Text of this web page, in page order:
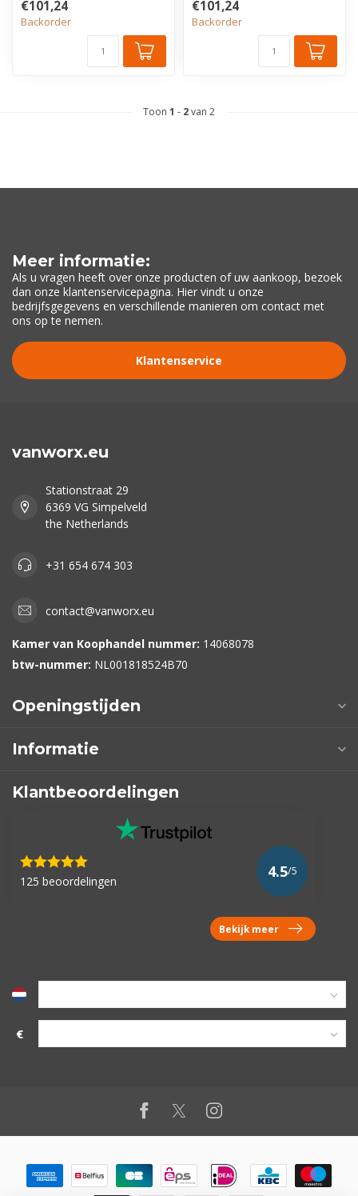
For...
€101,24
Backorder
For...
€101,24
Backorder
Toon 1 - 2van 2
Meer informatie:
Als u vragen heeft over onze producten of uw aankoop, bezoek
dan onze klantenservicepagina. Hier vindt u onze
bedrijfsgegevens en verschillende manieren om contact met
ons op te nemen.
Klantenservice
vanworx.eu
Stationstraat 29
6369 VG Simpelveld
the Netherlands
+31 654 674 303
contact@vanworx.eu
Kamer van Koophandel nummer: 14068078
btw-nummer: NL001818524B70
Openingstijden
Informatie
Klantbeoordelingen
125 beoordelingen
4.5/5
Bekijk meer
€